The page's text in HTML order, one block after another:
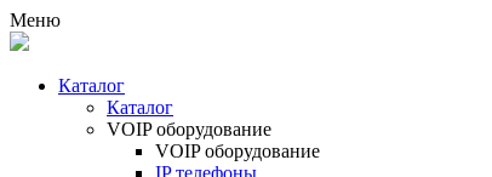
Меню
Каталог
Каталог
VOIP оборудование
VOIP оборудование
IP телефоны